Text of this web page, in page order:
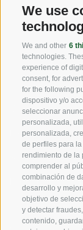
We use
We and other 6
technologies.
experience of
consent, for
for the following
dispositivo y/o
seleccionar
personalizada,
personalizada,
de perfiles para
rendimiento de la
comprender al
combinación de
desarrollo y
objetivo de
y detectar
contenido,
info@vog.it
info@pec.vog.it
LINKS
Origen
Experiencia
Sostenibilidad
Productos y
Código etico